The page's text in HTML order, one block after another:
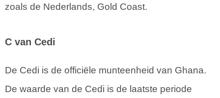
zoals de Nederlands, Gold Coast.
C van Cedi
De Cedi is de officiële munteenheid van Ghana.
De waarde van de Cedi is de laatste periode